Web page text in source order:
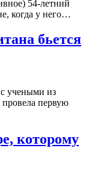
54-летний
когда у него…
бьется
учеными из
провела первую
которому